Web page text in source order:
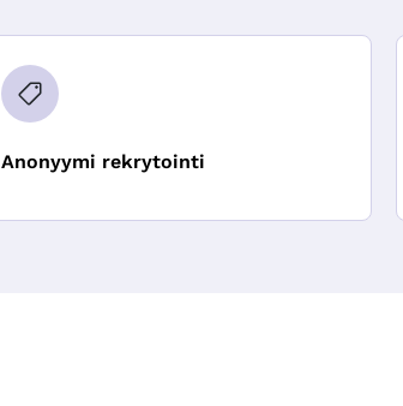
Anonyymi rekrytointi